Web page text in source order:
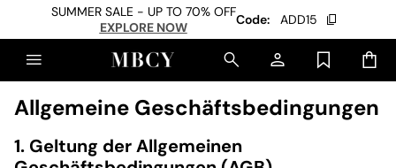
SUMMER SALE - UP TO 70% OFF
EXPLORE NOW
Code: ADD15
Allgemeine Geschäftsbedingungen
1. Geltung der Allgemeinen